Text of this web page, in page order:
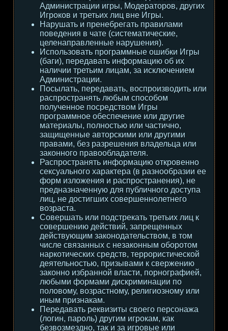
Администрации игры, Модераторов, других
Игроков и третьих лиц вне Игры.
Нарушать и пренебрегать правилами
поведения в чате (систематические,
целенаправленные нарушения).
Использовать программные ошибки Игры
(баги), передавать информацию об их
наличии третьим лицам, за исключением
Администрации.
Посылать, передавать, воспроизводить или
распространять любым способом
полученное посредством Игры
программное обеспечение или другие
материалы, полностью или частично,
защищенные авторскими или другими
правами, без разрешения владельца или
законного правообладателя.
Распространять информацию откровенно
сексуального характера (в разнообразии ее
форм изложения и распространения), не
предназначенную для публичного доступа
лиц, не достигших совершеннолетнего
возраста.
Совершать или подстрекать третьих лиц к
совершению действий, запрещенных
действующим законодательством, в том
числе связанных с незаконным оборотом
наркотических средств, террористической
деятельностью, призывами к свержению
законно избранной власти, порнографией,
любыми формами дискриминации по
половому, возрастному, религиозному или
иным признакам.
Передавать реквизиты своего персонажа
(логин, пароль) другим игрокам, как
безвозмездно, так и за игровые или